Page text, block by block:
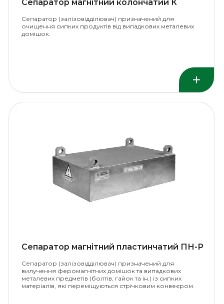
Сепаратор магнітний колончатий К
Сепаратор (залізовідділювач) призначений для
очищення сипких продуктів від випадкових металевих
домішок.
Сепаратор магнітний пластинчатий ПН-Р
Сепаратор (залізовідділювач) призначений для
вилучення феромагнітних домішок та випадкових
металевих предметів (болтів, гайок та ін.) із сипких
матеріалів, які переміщуються стрічковим конвеєром.